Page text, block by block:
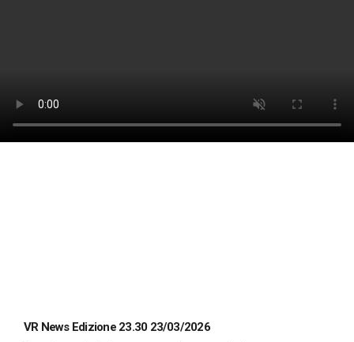
VR News Edizione 23.30 23/03/2026